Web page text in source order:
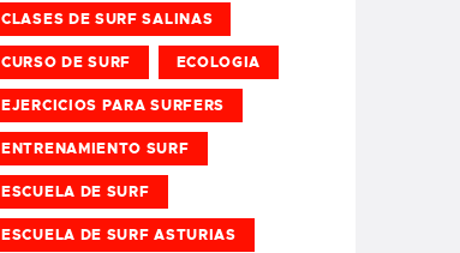
CLASES DE SURF SALINAS
CURSO DE SURF ECOLOGIA
EJERCICIOS PARA SURFERS
ENTRENAMIENTO SURF
ESCUELA DE SURF
ESCUELA DE SURF ASTURIAS